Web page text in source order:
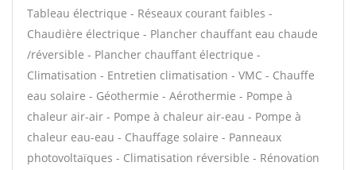
Tableau électrique - Réseaux courant faibles -
Chaudière électrique - Plancher chauffant eau chaude
/réversible - Plancher chauffant électrique -
Climatisation - Entretien climatisation - VMC - Chauffe
eau solaire - Géothermie - Aérothermie - Pompe à
chaleur air-air - Pompe à chaleur air-eau - Pompe à
chaleur eau-eau - Chauffage solaire - Panneaux
photovoltaïques - Climatisation réversible - Rénovation